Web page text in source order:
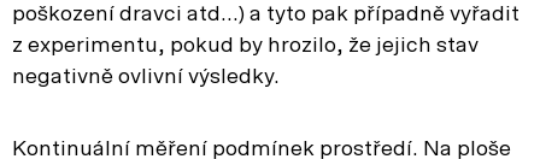
poškození dravci atd…) a tyto pak případně vyřadit
z experimentu, pokud by hrozilo, že jejich stav
negativně ovlivní výsledky.
Kontinuální měření podmínek prostředí. Na ploše